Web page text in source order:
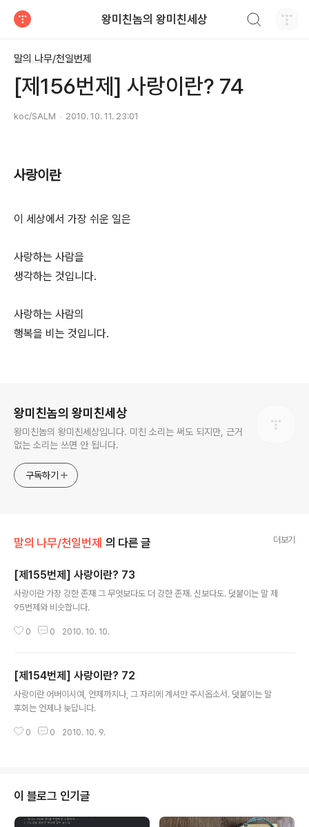
왕미친놈의 왕미친세상
말의 나무/천일번제
[제156번제] 사랑이란? 74
koc/SALM 2010. 10. 11. 23:01
사랑이란
이 세상에서 가장 쉬운 일은
사랑하는 사람을
생각하는 것입니다.
사랑하는 사람의
행복을 비는 것입니다.
왕미친놈의 왕미친세상
왕미친놈의 왕미친세상입니다. 미친 소리는 써도 되지만, 근거
없는 소리는 쓰면 안 됩니다.
구독하기
말의 나무/천일번제 의 다른 글 더보기
[제155번제] 사랑이란? 73
사랑이란 가장 강한 존재 그 무엇보다도 더 강한 존재. 신보다도. 덧붙이는 말 제
95번제와 비슷합니다.
0 0 2010. 10. 10.
[제154번제] 사랑이란? 72
사랑이란 어버이시여, 언제까지나, 그 자리에 계셔만 주시옵소서. 덧붙이는 말
후회는 언제나 늦답니다.
0 0 2010. 10. 9.
이 블로그 인기글